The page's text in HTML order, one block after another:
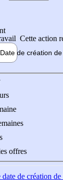
Cette action
Date de création
l'offre
offres
de création